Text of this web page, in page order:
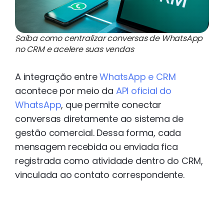
Saiba como centralizar conversas de WhatsApp
no CRM e acelere suas vendas
A integração entreWhatsApp e CRM
acontece por meio da API oficial do
WhatsApp, que permite conectar
conversas diretamente ao sistema de
gestão comercial. Dessa forma, cada
mensagem recebida ou enviada fica
registrada como atividade dentro do CRM,
vinculada ao contato correspondente.